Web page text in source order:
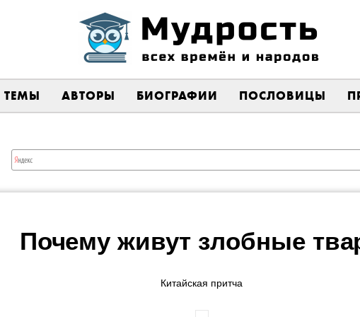
ТЕМЫ АВТОРЫ БИОГРАФИИ ПОСЛОВИЦЫ
Почему живут злобные
Китайская притча